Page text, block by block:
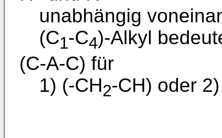
unabhängig
(C1-C4)-Alkyl
(C-A-C) für
1) (-CH2-CH) oder